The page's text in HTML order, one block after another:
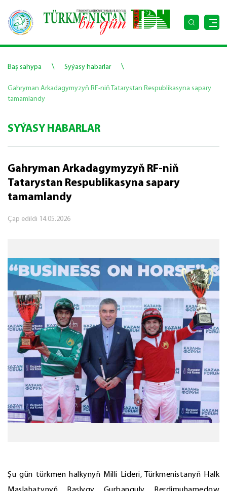
Baş sahypa \ Syýasy habarlar \
Gahryman Arkadagymyzyň RF-niň Tatarystan Respublikasyna sapary
tamamlandy
SYÝASY HABARLAR
Gahryman Arkadagymyzyň RF-niň
Tatarystan Respublikasyna sapary
tamamlandy
Çap edildi 14.05.2026
Şu gün türkmen halkynyň Milli Lideri, Türkmenistanyň Halk